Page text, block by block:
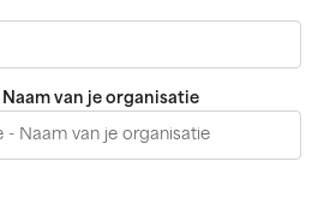
van je organisatie